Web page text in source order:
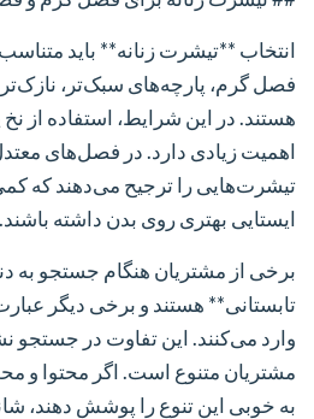
انتخاب **تیشرت زنانه** باید
فصل گرم، پارچه‌های سبک‌تر،
هستند. در این شرایط، استفاده از
اهمیت زیادی دارد. در فصل‌های
تیشرت‌هایی را ترجیح می‌دهند که
ایستایی بهتری روی بدن داشته باشند.
برخی از مشتریان هنگام جستجو به
تابستانی** هستند و برخی دیگر
وارد می‌کنند. این تفاوت در جستجو
مشتریان متنوع است. اگر محتوا و
به خوبی این تنوع را پوشش دهند،